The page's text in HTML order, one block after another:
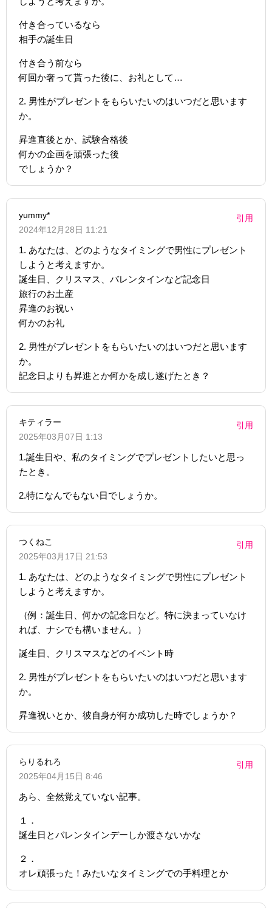
付き合っているなら
相手の誕生日
付き合う前なら
何回か奢って貰った後に、お礼として…
2. 男性がプレゼントをもらいたいのはいつだと思います
か。
昇進直後とか、試験合格後
何かの企画を頑張った後
でしょうか？
yummy*
2024年12月28日 11:21
引用
1. あなたは、どのようなタイミングで男性にプレゼント
しようと考えますか。
誕生日、クリスマス、バレンタインなど記念日
旅行のお土産
昇進のお祝い
何かのお礼
2. 男性がプレゼントをもらいたいのはいつだと思います
か。
記念日よりも昇進とか何かを成し遂げたとき？
キティラー
2025年03月07日 1:13
引用
1.誕生日や、私のタイミングでプレゼントしたいと思っ
たとき。
2.特になんでもない日でしょうか。
つくねこ
2025年03月17日 21:53
引用
1. あなたは、どのようなタイミングで男性にプレゼント
しようと考えますか。
（例：誕生日、何かの記念日など。特に決まっていなけ
れば、ナシでも構いません。）
誕生日、クリスマスなどのイベント時
2. 男性がプレゼントをもらいたいのはいつだと思います
か。
昇進祝いとか、彼自身が何か成功した時でしょうか？
らりるれろ
2025年04月15日 8:46
引用
あら、全然覚えていない記事。
１．
誕生日とバレンタインデーしか渡さないかな
２．
オレ頑張った！みたいなタイミングでの手料理とか